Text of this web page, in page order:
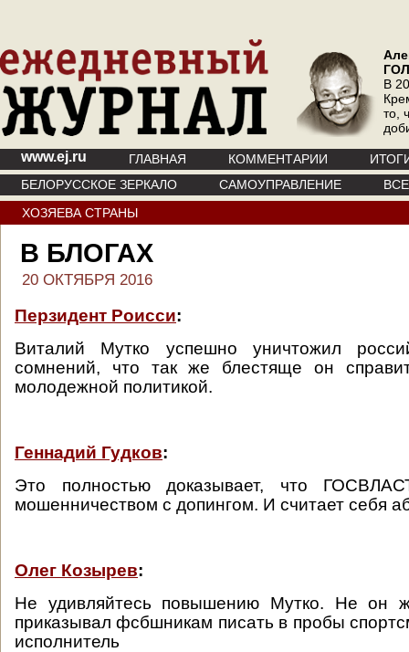
В
то,
www.ej.ru ГЛАВНАЯ КОММЕНТАРИИ
БЕЛОРУССКОЕ ЗЕРКАЛО
САМОУПРАВЛЕНИЕ
ХОЗЯЕВА СТРАНЫ
В БЛОГАХ
20 ОКТЯБРЯ 2016
Пeрзидент Роисси:
Виталий Мутко успешно уничтожил
сомнений, что так же блестяще он
молодежной политикой.
Геннадий Гудков:
Это полностью доказывает, что
мошенничеством с допингом. И считает себя
Олег Козырев:
Не удивляйтесь повышению Мутко. Не он
приказывал фсбшникам писать в пробы
исполнитель